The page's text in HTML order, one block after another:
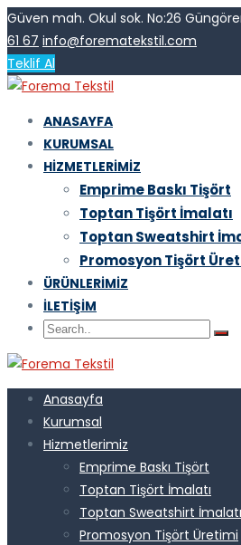
Güven mah. Okul sok. No:26
61 67 info@forematekstil.com
Teklif Al
ANASAYFA
KURUMSAL
HIZMETLERIMIZ
Emprime Baskı Tişört
Toptan Tişört İmalatı
Toptan Sweatshirt
Promosyon Tişört
ÜRÜNLERIMIZ
İLETIŞIM
Anasayfa
Kurumsal
Hizmetlerimiz
Emprime Baskı Tişört
Toptan Tişört İmalatı
Toptan Sweatshirt İmalatı
Promosyon Tişört Üretimi